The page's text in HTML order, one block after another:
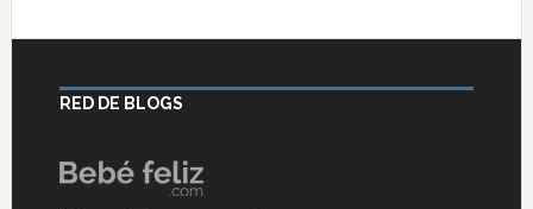
RED DE BLOGS